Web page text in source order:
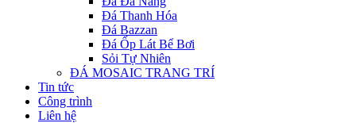
Đá Thanh Hóa
Đá Bazzan
Đá Ốp Lát Bể Bơi
Sỏi Tự Nhiên
ĐÁ MOSAIC TRANG TRÍ
Tin tức
Công trình
Liên hệ